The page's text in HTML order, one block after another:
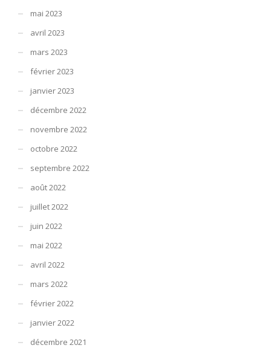
mai 2023
avril 2023
mars 2023
février 2023
janvier 2023
décembre 2022
novembre 2022
octobre 2022
septembre 2022
août 2022
juillet 2022
juin 2022
mai 2022
avril 2022
mars 2022
février 2022
janvier 2022
décembre 2021